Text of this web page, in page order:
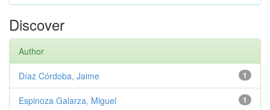
Discover
Author
1
Díaz Córdoba, Jaime
1
Espinoza Galarza, Miguel